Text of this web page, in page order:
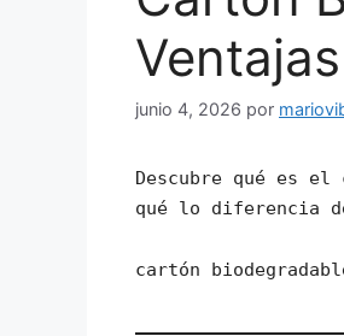
junio 4, 2026 por
Descubre qué es
qué lo diferencia
cartón